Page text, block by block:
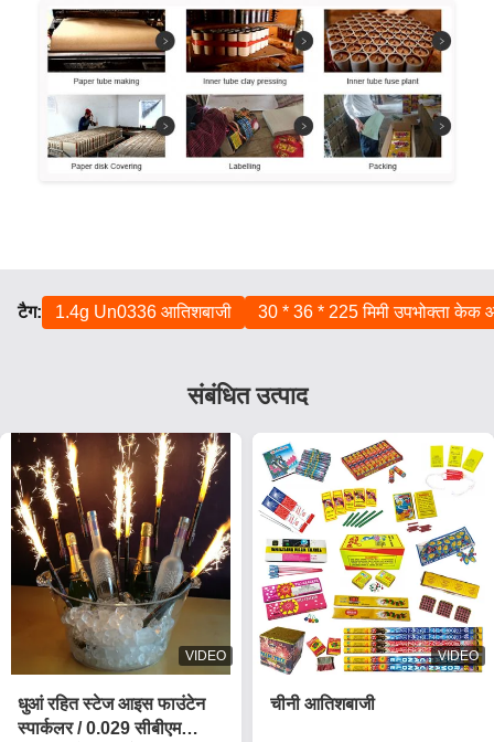
टैग: 1.4g Un0336 आतिशबाजी 30 * 36 * 225 मिमी उपभोक्ता केक
संबंधित उत्पाद
VIDEO
धुआं रहित स्टेज आइस फाउंटेन
स्पार्कलर / 0.029 सीबीएम
VIDEO
चीनी आतिशबाजी